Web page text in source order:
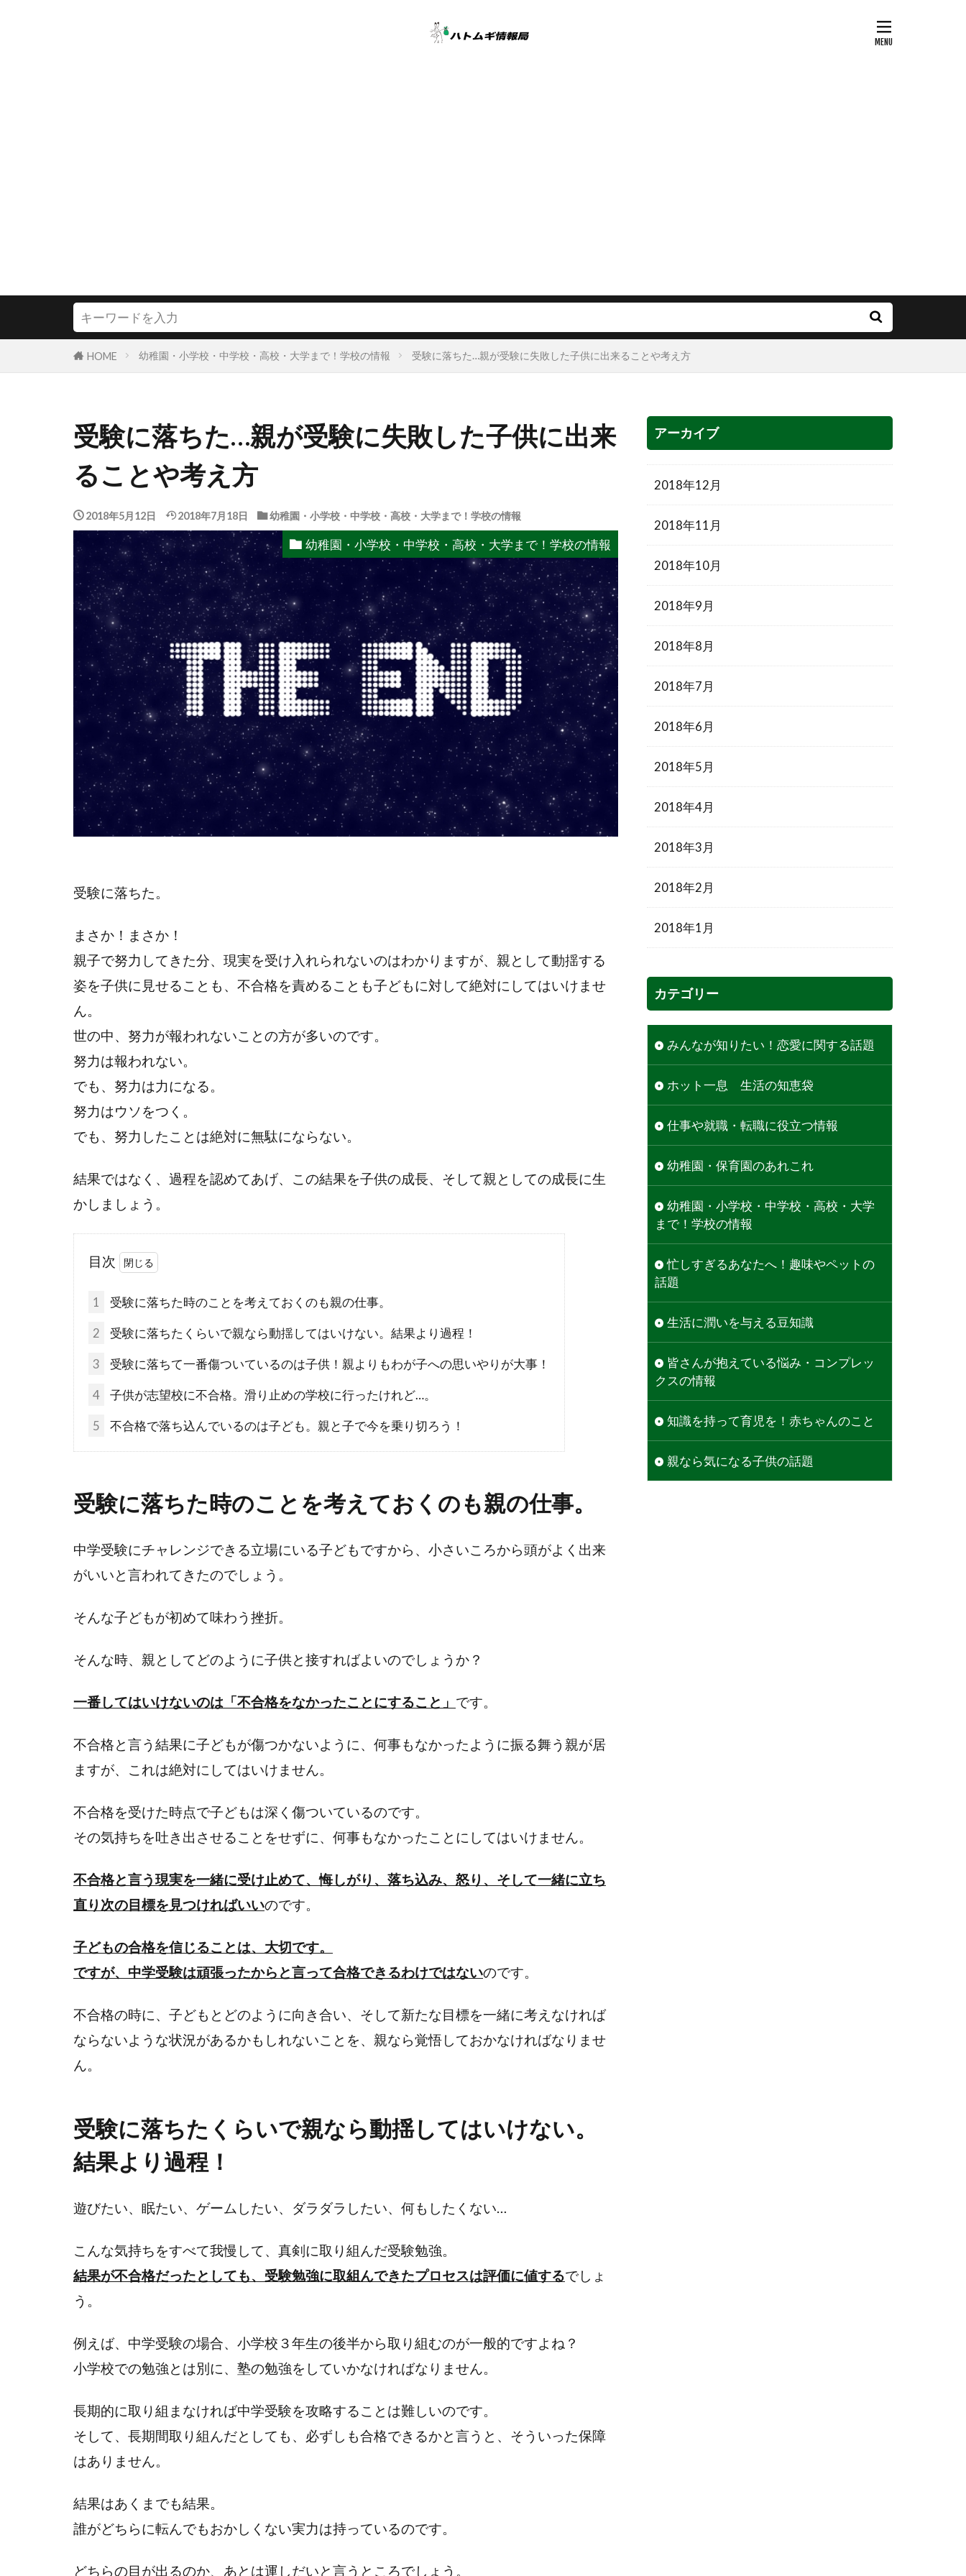
HOME 幼稚園・小学校・中学校・高校・大学まで！学校の情報 受験に落ちた…親が受験に失敗した子供に出来ることや考え方
受験に落ちた…親が受験に失敗した子供に出来
ることや考え方
2018年5月12日 2018年7月18日 幼稚園・小学校・中学校・高校・大学まで！学校の情報
幼稚園・小学校・中学校・高校・大学まで！学校の情報
受験に落ちた。
まさか！まさか！
親子で努力してきた分、現実を受け入れられないのはわかりますが、親として動揺する
姿を子供に見せることも、不合格を責めることも子どもに対して絶対にしてはいけませ
ん。
世の中、努力が報われないことの方が多いのです。
努力は報われない。
でも、努力は力になる。
努力はウソをつく。
でも、努力したことは絶対に無駄にならない。
結果ではなく、過程を認めてあげ、この結果を子供の成長、そして親としての成長に生
かしましょう。
目次
1 受験に落ちた時のことを考えておくのも親の仕事。
2 受験に落ちたくらいで親なら動揺してはいけない。結果より過程！
3 受験に落ちて一番傷ついているのは子供！親よりもわが子への思いやりが大事！
4 子供が志望校に不合格。滑り止めの学校に行ったけれど…。
5 不合格で落ち込んでいるのは子ども。親と子で今を乗り切ろう！
受験に落ちた時のことを考えておくのも親の仕事。
中学受験にチャレンジできる立場にいる子どもですから、小さいころから頭がよく出来
がいいと言われてきたのでしょう。
そんな子どもが初めて味わう挫折。
そんな時、親としてどのように子供と接すればよいのでしょうか？
一番してはいけないのは「不合格をなかったことにすること」 です。
不合格と言う結果に子どもが傷つかないように、何事もなかったように振る舞う親が居
ますが、これは絶対にしてはいけません。
不合格を受けた時点で子どもは深く傷ついているのです。
その気持ちを吐き出させることをせずに、何事もなかったことにしてはいけません。
不合格と言う現実を一緒に受け止めて、悔しがり、落ち込み、怒り、そして一緒に立ち
直り次の目標を見つければいいのです。
子どもの合格を信じることは、大切です。
ですが、中学受験は頑張ったからと言って合格できるわけではないのです。
不合格の時に、子どもとどのように向き合い、そして新たな目標を一緒に考えなければ
ならないような状況があるかもしれないことを、親なら覚悟しておかなければなりませ
ん。
受験に落ちたくらいで親なら動揺してはいけない。
結果より過程！
遊びたい、眠たい、ゲームしたい、ダラダラしたい、何もしたくない…
こんな気持ちをすべて我慢して、真剣に取り組んだ受験勉強。
結果が不合格だったとしても、受験勉強に取組んできたプロセスは評価に値するでしょ
う。
例えば、中学受験の場合、小学校３年生の後半から取り組むのが一般的ですよね？
小学校での勉強とは別に、塾の勉強をしていかなければなりません。
長期的に取り組まなければ中学受験を攻略することは難しいのです。
そして、長期間取り組んだとしても、必ずしも合格できるかと言うと、そういった保障
はありません。
結果はあくまでも結果。
誰がどちらに転んでもおかしくない実力は持っているのです。
どちらの目が出るのか、あとは運しだいと言うところでしょう。
アーカイブ
2018年12月
2018年11月
2018年10月
2018年9月
2018年8月
2018年7月
2018年6月
2018年5月
2018年4月
2018年3月
2018年2月
2018年1月
カテゴリー
みんなが知りたい！恋愛に関する話題
ホット一息 生活の知恵袋
仕事や就職・転職に役立つ情報
幼稚園・保育園のあれこれ
幼稚園・小学校・中学校・高校・大学
まで！学校の情報
忙しすぎるあなたへ！趣味やペットの
話題
生活に潤いを与える豆知識
皆さんが抱えている悩み・コンプレッ
クスの情報
知識を持って育児を！赤ちゃんのこと
親なら気になる子供の話題